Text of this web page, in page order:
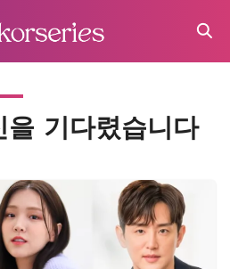
기다렸습니다